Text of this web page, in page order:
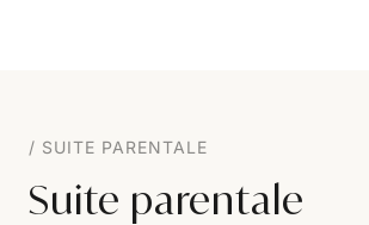
SUITE PARENTALE
Suite parentale